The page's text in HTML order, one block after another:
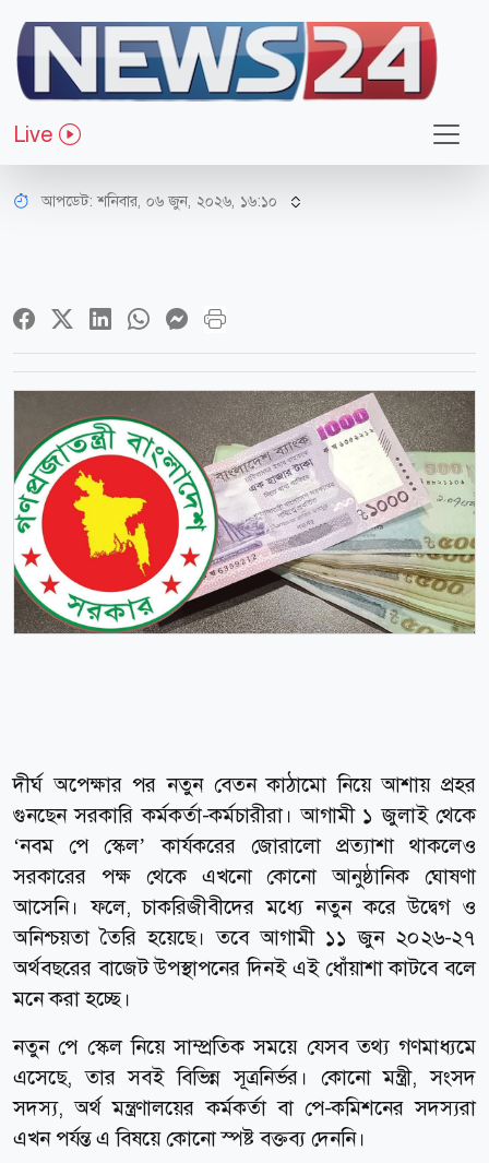
Live
অর্থ-বাণিজ্য
দীর্ঘ অপেক্ষা, নবম পে স্কেলের সিদ্ধান্ত
কোন দিকে?
আপডেট: শনিবার, ০৬ জুন, ২০২৬, ১৬:১০
দীর্ঘ অপেক্ষার পর নতুন বেতন কাঠামো নিয়ে আশায় প্রহর
গুনছেন সরকারি কর্মকর্তা-কর্মচারীরা। আগামী ১ জুলাই থেকে
‘নবম পে স্কেল’ কার্যকরের জোরালো প্রত্যাশা থাকলেও
সরকারের পক্ষ থেকে এখনো কোনো আনুষ্ঠানিক ঘোষণা
আসেনি। ফলে, চাকরিজীবীদের মধ্যে নতুন করে উদ্বেগ ও
অনিশ্চয়তা তৈরি হয়েছে। তবে আগামী ১১ জুন ২০২৬-২৭
অর্থবছরের বাজেট উপস্থাপনের দিনই এই ধোঁয়াশা কাটবে বলে
মনে করা হচ্ছে।
নতুন পে স্কেল নিয়ে সাম্প্রতিক সময়ে যেসব তথ্য গণমাধ্যমে
এসেছে, তার সবই বিভিন্ন সূত্রনির্ভর। কোনো মন্ত্রী, সংসদ
সদস্য, অর্থ মন্ত্রণালয়ের কর্মকর্তা বা পে-কমিশনের সদস্যরা
এখন পর্যন্ত এ বিষয়ে কোনো স্পষ্ট বক্তব্য দেননি।